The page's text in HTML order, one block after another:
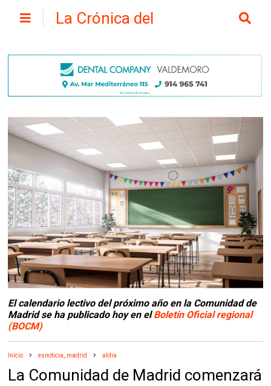
La Crónica del
El calendario lectivo del próximo año en la Comunidad de
Madrid se ha publicado hoy en elBoletín Oficial regional
(BOCM)
Inicio esnoticia_madrid aldia
La Comunidad de Madrid comenzará